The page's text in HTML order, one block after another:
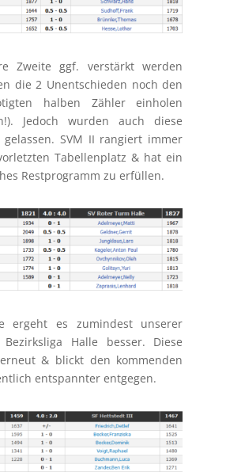
Zweite ggf. verstärkt werden
die 2 Unentschieden noch den
halben Zähler einholen
Jedoch wurden auch diese
gelassen. SVM II rangiert immer
Tabellenplatz & hat ein
Restprogramm zu erfüllen.
ergeht es zumindest unserer
Halle besser. Diese
& blickt den kommenden
entspannter entgegen.